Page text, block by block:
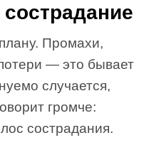
Промахи,
— это бывает
случается,
громче:
сострадания.